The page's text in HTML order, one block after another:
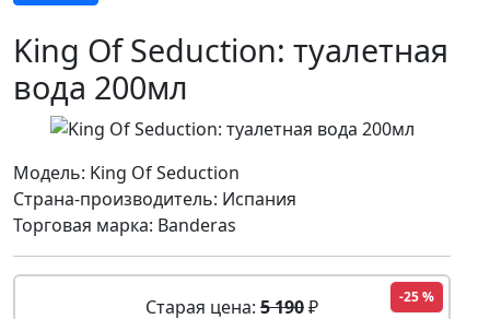
King Of Seduction: туалетная
вода 200мл
Модель: King Of Seduction
Страна-производитель: Испания
Торговая марка: Banderas
-25 %
Старая цена: 5 190₽